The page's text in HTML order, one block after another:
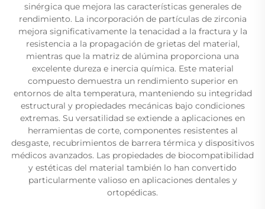
sinérgica que mejora las características generales de
rendimiento. La incorporación de partículas de zirconia
mejora significativamente la tenacidad a la fractura y la
resistencia a la propagación de grietas del material,
mientras que la matriz de alúmina proporciona una
excelente dureza e inercia química. Este material
compuesto demuestra un rendimiento superior en
entornos de alta temperatura, manteniendo su integridad
estructural y propiedades mecánicas bajo condiciones
extremas. Su versatilidad se extiende a aplicaciones en
herramientas de corte, componentes resistentes al
desgaste, recubrimientos de barrera térmica y dispositivos
médicos avanzados. Las propiedades de biocompatibilidad
y estéticas del material también lo han convertido
particularmente valioso en aplicaciones dentales y
ortopédicas.